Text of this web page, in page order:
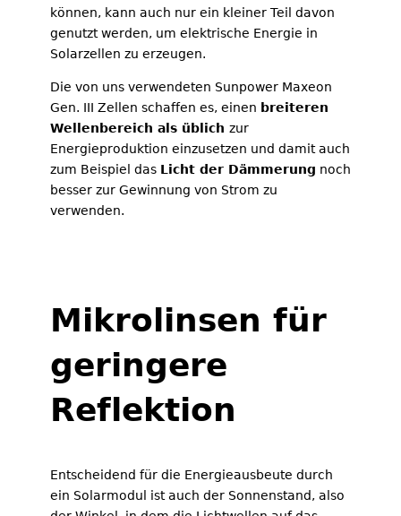
können, kann auch nur ein kleiner Teil davon
genutzt werden, um elektrische Energie in
Solarzellen zu erzeugen.
Die von uns verwendeten Sunpower Maxeon
Gen. III Zellen schaffen es, einen breiteren
Wellenbereich als üblich zur
Energieproduktion einzusetzen und damit auch
zum Beispiel das Licht der Dämmerung noch
besser zur Gewinnung von Strom zu
verwenden.
Mikrolinsen für
geringere
Reflektion
Entscheidend für die Energieausbeute durch
ein Solarmodul ist auch der Sonnenstand, also